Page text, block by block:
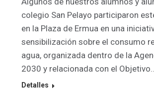
colegio San Pelayo participaron
en la Plaza de Ermua en una
sensibilización sobre el consumo
agua, organizada dentro de la
2030 y relacionada con el
Detalles